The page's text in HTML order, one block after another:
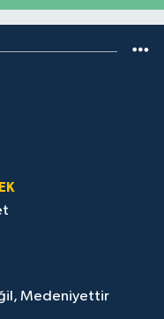
Medeniyettir